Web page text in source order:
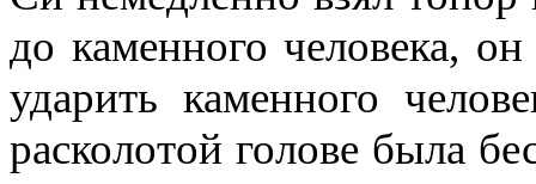
до каменного человека,
ударить каменного
расколотой голове была